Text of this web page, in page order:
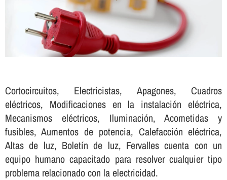
Cortocircuitos, Electricistas, Apagones, Cuadros
eléctricos, Modificaciones en la instalación eléctrica,
Mecanismos eléctricos, Iluminación, Acometidas y
fusibles, Aumentos de potencia, Calefacción eléctrica,
Altas de luz, Boletí­n de luz, Fervalles cuenta con un
equipo humano capacitado para resolver cualquier tipo
problema relacionado con la electricidad.